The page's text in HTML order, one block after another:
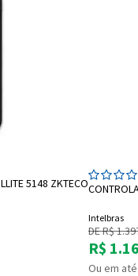
5148 ZKTECO
Intelbras
DE R$
R$
Ou em